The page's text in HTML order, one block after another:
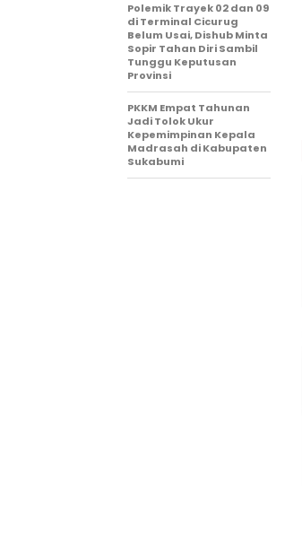
Polemik Trayek 02 dan 09
di Terminal Cicurug
Belum Usai, Dishub Minta
Sopir Tahan Diri Sambil
Tunggu Keputusan
Provinsi
PKKM Empat Tahunan
Jadi Tolok Ukur
Kepemimpinan Kepala
Madrasah di Kabupaten
Sukabumi